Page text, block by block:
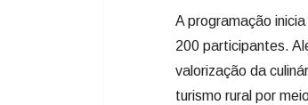
A programação
200 participantes.
valorização da
turismo rural por